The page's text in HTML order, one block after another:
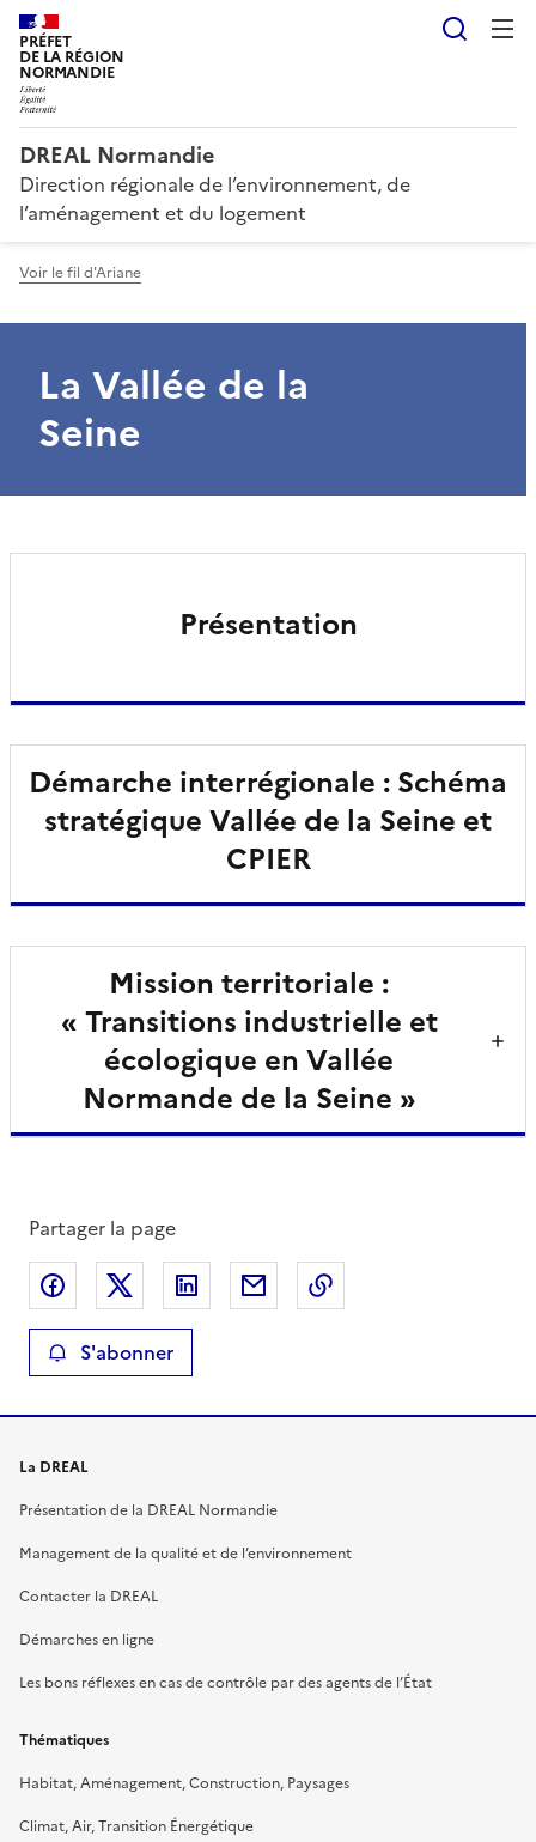
PRÉFET
DE LA RÉGION
NORMANDIE
DREAL Normandie
Direction régionale de l’environnement, de
l’aménagement et du logement
Voir le fil d'Ariane
La Vallée de la
Seine
Présentation
Démarche interrégionale : Schéma
stratégique Vallée de la Seine et
CPIER
Mission territoriale :
« Transitions industrielle et
écologique en Vallée
Normande de la Seine »
Partager la page
Partager sur Facebook
Partager sur XPartager sur LinkedIn
Partager par email
S'abonner
La DREAL
Présentation de la DREAL Normandie
Management de la qualité et de l’environnement
Contacter la DREAL
Démarches en ligne
Les bons réflexes en cas de contrôle par des agents de l’État
Thématiques
Habitat, Aménagement, Construction, Paysages
Climat, Air, Transition Énergétique